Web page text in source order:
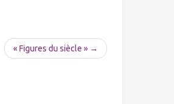
« Figures du siècle » →